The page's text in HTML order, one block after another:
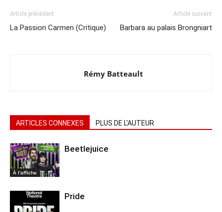
Article précédent
La Passion Carmen (Critique)
Article suivant
Barbara au palais Brongniart
Rémy Batteault
ARTICLES CONNEXES PLUS DE L'AUTEUR
À l'affiche
Beetlejuice
Pride